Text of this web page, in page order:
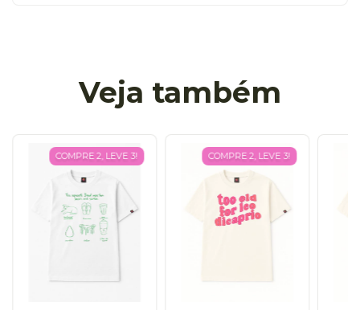
Veja também
COMPRE 2, LEVE 3! COMPRE 2, LEVE 3!